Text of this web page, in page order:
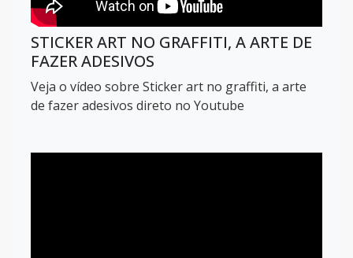
STICKER ART NO GRAFFITI, A ARTE DE
FAZER ADESIVOS
Veja o vídeo sobre Sticker art no graffiti, a arte
de fazer adesivos direto no Youtube